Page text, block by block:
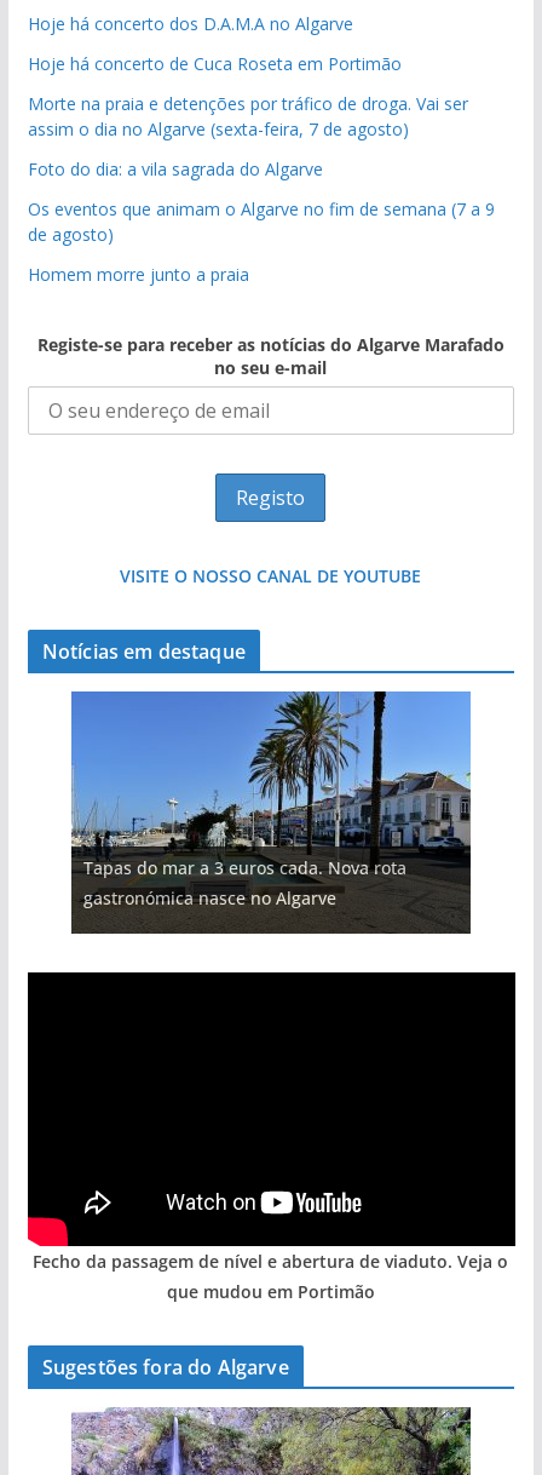
Hoje há concerto dos D.A.M.A no Algarve
Hoje há concerto de Cuca Roseta em Portimão
Morte na praia e detenções por tráfico de droga. Vai ser
assim o dia no Algarve (sexta-feira, 7 de agosto)
Foto do dia: a vila sagrada do Algarve
Os eventos que animam o Algarve no fim de semana (7 a 9
de agosto)
Homem morre junto a praia
Registe-se para receber as notícias do Algarve Marafado
no seu e-mail
VISITE O NOSSO CANAL DE YOUTUBE
Notícias em destaque
Tapas do mar a 3 euros cada. Nova rota
gastronómica nasce no Algarve
Fecho da passagem de nível e abertura de viaduto. Veja o
que mudou em Portimão
Sugestões fora do Algarve